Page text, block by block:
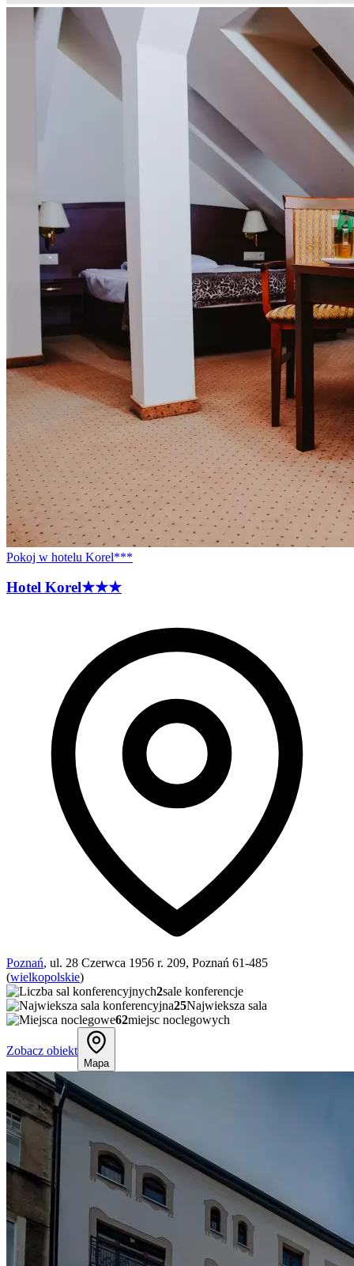
Pokoj w hotelu Korel***
Hotel Korel★★★
Poznań, ul. 28 Czerwca 1956 r. 209, Poznań 61-485
(wielkopolskie)
2sale konferencje
25Najwieksza sala
62miejsc noclegowych
Zobacz obiekt
Mapa